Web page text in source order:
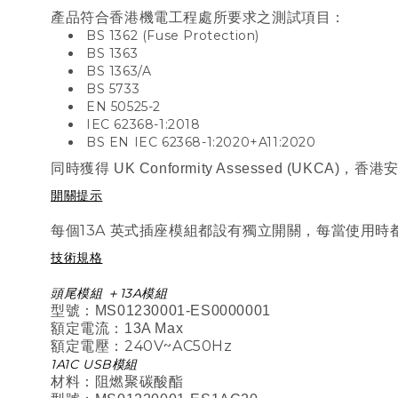
產品符合香港機電工程處所要求之測試項目：
BS 1362 (Fuse Protection)
BS 1363
BS 1363/A
BS 5733
EN 50525-2
IEC 62368-1:2018
BS EN IEC 62368-1:2020+A11:2020
同時獲得 UK Conformity Assessed (UKCA)，香港
開關提示
每個13A 英式插座模組都設有獨立開關 ，每當使用
技術規格
頭尾模組 ＋13A模組
型號：MS01230001-ES0000001
額定電流：13A Max
額定電壓：240V~AC50Hz
1A1C USB模組
材料：阻燃聚碳酸酯